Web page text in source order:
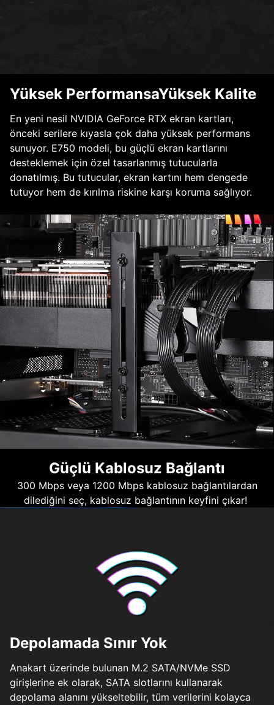
Yüksek PerformansaYüksek Kalite
En yeni nesil NVIDIA GeForce RTX ekran kartları,
önceki serilere kıyasla çok daha yüksek performans
sunuyor. E750 modeli, bu güçlü ekran kartlarını
desteklemek için özel tasarlanmış tutucularla
donatılmış. Bu tutucular, ekran kartını hem dengede
tutuyor hem de kırılma riskine karşı koruma sağlıyor.
Güçlü Kablosuz Bağlantı
300 Mbps veya 1200 Mbps kablosuz bağlantılardan
dilediğini seç, kablosuz bağlantının keyfini çıkar!
Depolamada Sınır Yok
Anakart üzerinde bulunan M.2 SATA/NVMe SSD
girişlerine ek olarak, SATA slotlarını kullanarak
depolama alanını yükseltebilir, tüm verilerini kolayca